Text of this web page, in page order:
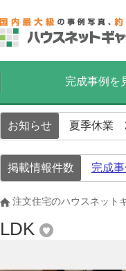
完成事例を
お知らせ 夏季休業
掲載情報件数 完成事
注文住宅のハウスネット
LDK